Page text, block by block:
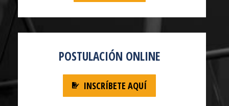
POSTULACIÓN ONLINE
INSCRÍBETE AQUÍ